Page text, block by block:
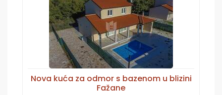
Nova kuća za odmor s bazenom u blizini
Fažane